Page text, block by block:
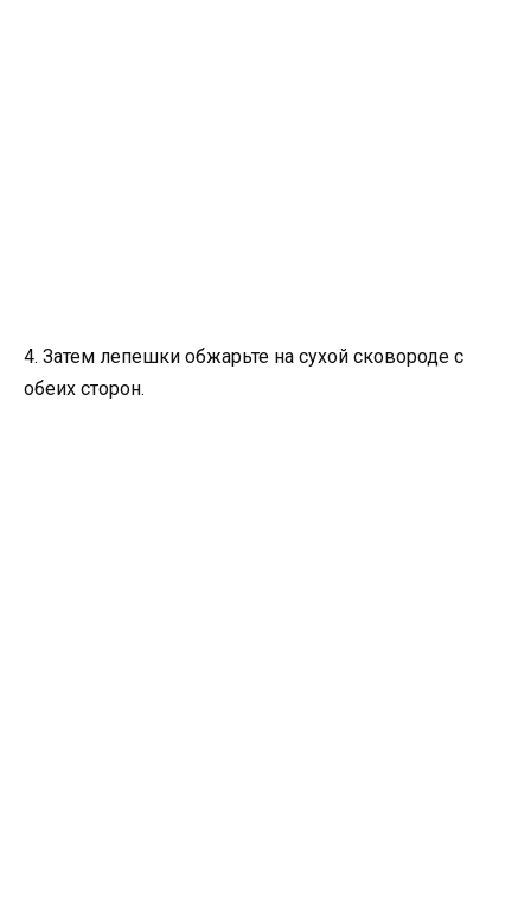
4. Затем лепешки обжарьте на сухой сковороде с
обеих сторон.